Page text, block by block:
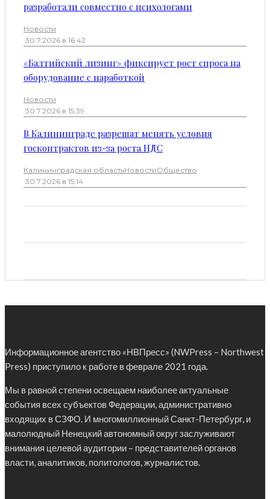
разработали совместно с психологами
Новости
·30.7.2026 в 16:42
«Балтийский лизинг» фиксирует рост спроса на
оборудование с наработкой
Новости
·30.7.2026 в 15:39
В Калининграде разрешат менять условия
госконтрактов из-за роста НДС
Калининградская областьНовостиОбщество
·30.7.2026 в 15:14
Информационное агентство «НВПресс» (NWPress – Northwest
Press) приступило к работе в феврале 2021 года.
Мы в равной степени освещаем наиболее актуальные
события всех субъектов Федерации, административно
входящих в СЗФО. И многомиллионный Санкт-Петербург, и
малолюдный Ненецкий автономный округ заслуживают
внимания целевой аудитории – представителей органов
власти, аналитиков, политологов, журналистов.